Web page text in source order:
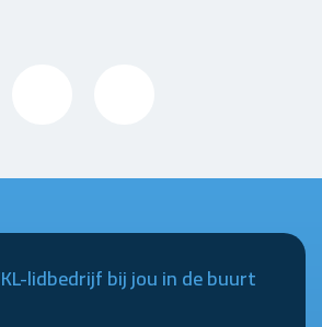
lidbedrijf bij jou in de buurt